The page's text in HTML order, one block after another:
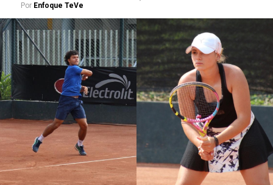
Por Enfoque TeVe